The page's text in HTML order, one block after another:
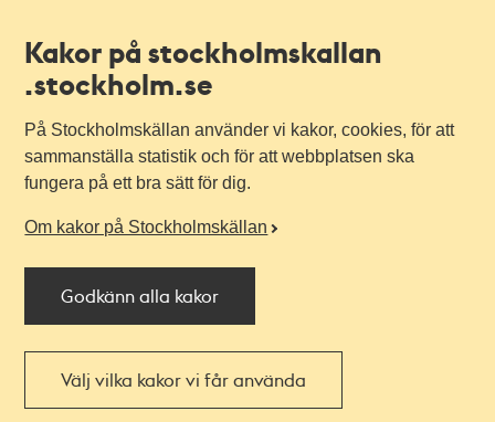
Kakor på stockholmskallan
.stockholm.se
På Stockholmskällan använder vi kakor, cookies, för att
sammanställa statistik och för att webbplatsen ska
fungera på ett bra sätt för dig.
Om kakor på Stockholmskällan
Godkänn alla kakor
Välj vilka kakor vi får använda